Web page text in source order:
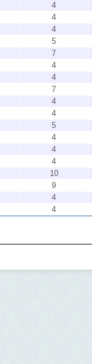
4
4
4
5
7
4
4
7
4
4
5
4
4
4
10
9
4
4